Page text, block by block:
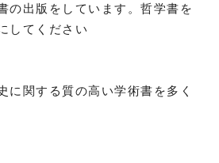
の出版をしています。哲学書を
してください
に関する質の高い学術書を多く